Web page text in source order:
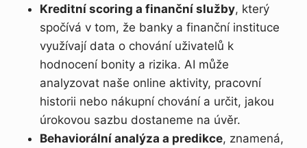
Kreditní scoring a finanční služby, který
spočívá v tom, že banky a finanční instituce
využívají data o chování uživatelů k
hodnocení bonity a rizika. AI může
analyzovat naše online aktivity, pracovní
historii nebo nákupní chování a určit, jakou
úrokovou sazbu dostaneme na úvěr.
Behaviorální analýza a predikce, znamená,